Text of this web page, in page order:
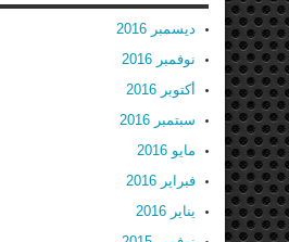
ديسمبر 2016
نوفمبر 2016
أكتوبر 2016
سبتمبر 2016
مايو 2016
فبراير 2016
يناير 2016